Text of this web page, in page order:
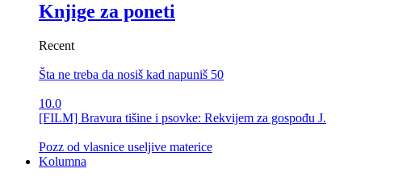
Knjige za poneti
Recent
Šta ne treba da nosiš kad napuniš 50
10.0
[FILM] Bravura tišine i psovke: Rekvijem za gospođu J.
Pozz od vlasnice useljive materice
Kolumna